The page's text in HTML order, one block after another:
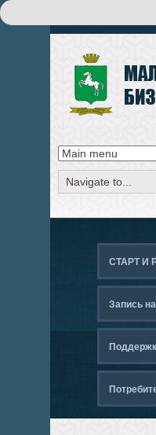
ФОРМА
СТАРТ И
Запись